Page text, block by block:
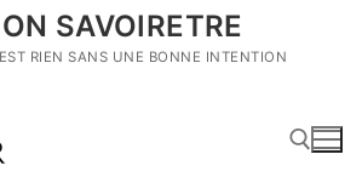
SAVOIRETRE
RIEN SANS UNE BONNE INTENTION